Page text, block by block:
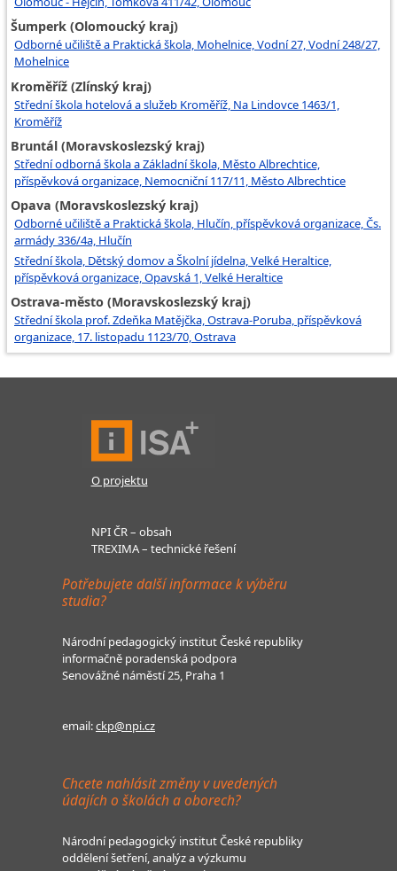
Šumperk (Olomoucký kraj)
Odborné učiliště a Praktická škola, Mohelnice, Vodní 27, Vodní 248/27,
Mohelnice
Kroměříž (Zlínský kraj)
Střední škola hotelová a služeb Kroměříž, Na Lindovce 1463/1,
Kroměříž
Bruntál (Moravskoslezský kraj)
Střední odborná škola a Základní škola, Město Albrechtice,
příspěvková organizace, Nemocniční 117/11, Město Albrechtice
Opava (Moravskoslezský kraj)
Odborné učiliště a Praktická škola, Hlučín, příspěvková organizace, Čs.
armády 336/4a, Hlučín
Střední škola, Dětský domov a Školní jídelna, Velké Heraltice,
příspěvková organizace, Opavská 1, Velké Heraltice
Ostrava-město (Moravskoslezský kraj)
Střední škola prof. Zdeňka Matějčka, Ostrava-Poruba, příspěvková
organizace, 17. listopadu 1123/70, Ostrava
O projektu
NPI ČR – obsah
TREXIMA – technické řešení
Potřebujete další informace k výběru
studia?
Národní pedagogický institut České republiky
informačně poradenská podpora
Senovážné náměstí 25, Praha 1
email:ckp@npi.cz
Chcete nahlásit změny v uvedených
údajích o školách a oborech?
Národní pedagogický institut České republiky
oddělení šetření, analýz a výzkumu